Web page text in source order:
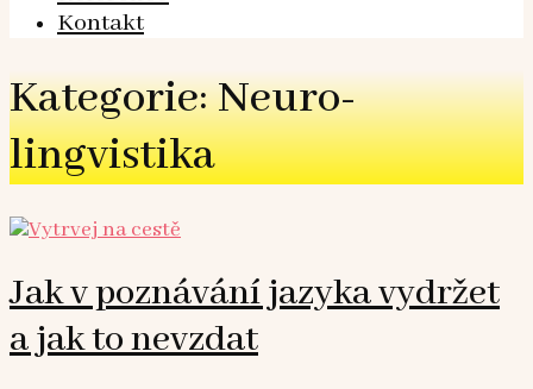
Kontakt
Kategorie: Neuro-
lingvistika
Jak v poznávání jazyka vydržet
a jak to nevzdat